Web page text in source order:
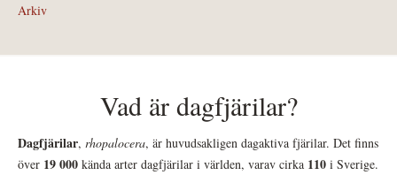
Arkiv
Vad är dagfjärilar?
Dagfjärilar, rhopalocera, är huvudsakligen dagaktiva fjärilar. Det finns
över 19 000 kända arter dagfjärilar i världen, varav cirka 110 i Sverige.